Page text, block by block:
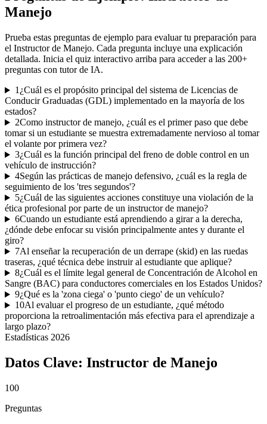
Manejo
Prueba estas preguntas de ejemplo para evaluar tu preparación para
el Instructor de Manejo. Cada pregunta incluye una explicación
detallada. Inicia el quiz interactivo arriba para acceder a las 200+
preguntas con tutor de IA.
1 ¿Cuál es el propósito principal del sistema de Licencias de
Conducir Graduadas (GDL) implementado en la mayoría de los
estados?
2Como instructor de manejo, ¿cuál es el primer paso que debe
tomar si un estudiante se muestra extremadamente nervioso al tomar
el volante por primera vez?
3¿Cuál es la función principal del freno de doble control en un
vehículo de instrucción?
4Según las prácticas de manejo defensivo, ¿cuál es la regla de
seguimiento de los 'tres segundos'?
5¿Cuál de las siguientes acciones constituye una violación de la
ética profesional por parte de un instructor de manejo?
6Cuando un estudiante está aprendiendo a girar a la derecha,
¿dónde debe enfocar su visión principalmente antes y durante el
giro?
7Al enseñar la recuperación de un derrape (skid) en las ruedas
traseras, ¿qué técnica debe instruir al estudiante que aplique?
8¿Cuál es el límite legal general de Concentración de Alcohol en
Sangre (BAC) para conductores comerciales en los Estados Unidos?
9¿Qué es la 'zona ciega' o 'punto ciego' de un vehículo?
10Al evaluar el progreso de un estudiante, ¿qué método
proporciona la retroalimentación más efectiva para el aprendizaje a
largo plazo?
Estadísticas 2026
Datos Clave: Instructor de Manejo
100
Preguntas